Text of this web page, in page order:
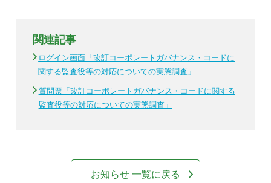
関連記事
ログイン画面「改訂コーポレートガバナンス・コードに
関する監査役等の対応についての実態調査」
質問票「改訂コーポレートガバナンス・コードに関する
監査役等の対応についての実態調査」
お知らせ 一覧に戻る